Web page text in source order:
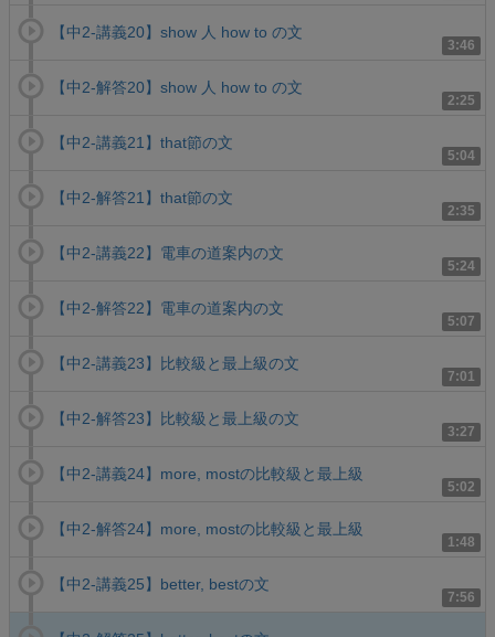
3:46
【中2-講義20】show 人 how to の文
2:25
【中2-解答20】show 人 how to の文
5:04
【中2-講義21】that節の文
2:35
【中2-解答21】that節の文
5:24
【中2-講義22】電車の道案内の文
5:07
【中2-解答22】電車の道案内の文
7:01
【中2-講義23】比較級と最上級の文
3:27
【中2-解答23】比較級と最上級の文
5:02
【中2-講義24】more, mostの比較級と最上級
1:48
【中2-解答24】more, mostの比較級と最上級
7:56
【中2-講義25】better, bestの文